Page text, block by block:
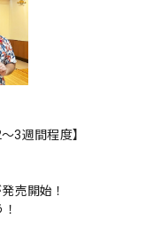
3週間程度】
売開始！